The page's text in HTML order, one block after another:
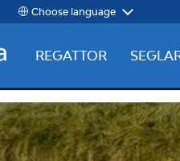
Choose language
REGATTOR